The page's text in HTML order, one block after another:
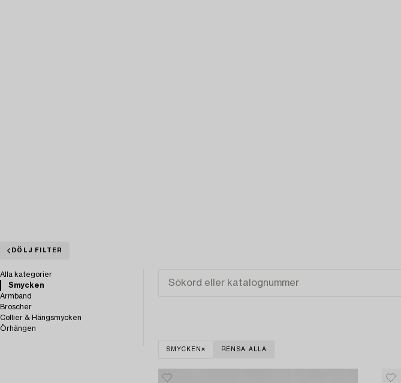
DÖLJ FILTER
Alla kategorier
Smycken
Armband
Broscher
Collier & Hängsmycken
Örhängen
SMYCKEN RENSA ALLA